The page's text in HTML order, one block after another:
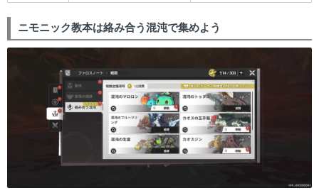
ニモニック教本は絡み合う混沌で集めよう